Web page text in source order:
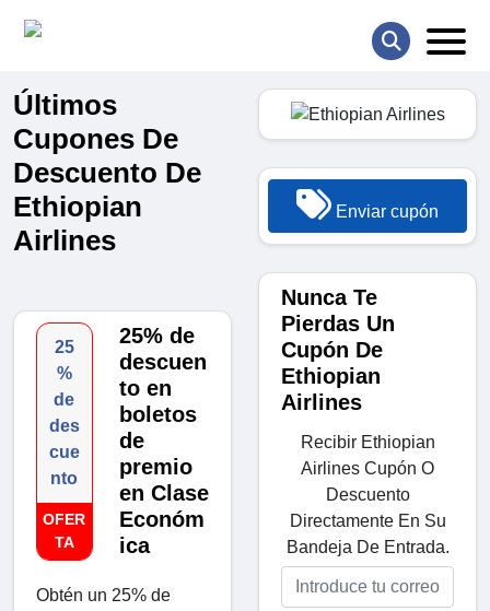
Últimos
Cupones De
Descuento De
Ethiopian
Airlines
25
%
de
des
cue
nto
OFER
TA
25% de
descuen
to en
boletos
de
premio
en Clase
Económ
ica
Obtén un 25% de
Enviar cupón
Nunca Te
Pierdas Un
Cupón De
Ethiopian
Airlines
Recibir Ethiopian
Airlines Cupón O
Descuento
Directamente En Su
Bandeja De Entrada.